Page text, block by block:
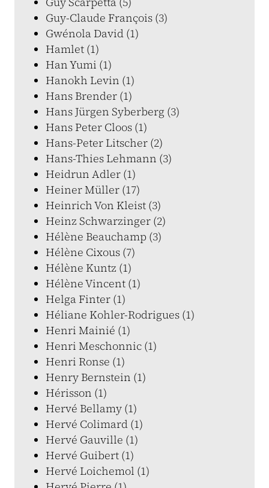
Guy-Claude François (3)
Gwénola David (1)
Hamlet (1)
Han Yumi (1)
Hanokh Levin (1)
Hans Brender (1)
Hans Jürgen Syberberg (3)
Hans Peter Cloos (1)
Hans-Peter Litscher (2)
Hans-Thies Lehmann (3)
Heidrun Adler (1)
Heiner Müller (17)
Heinrich Von Kleist (3)
Heinz Schwarzinger (2)
Hélène Beauchamp (3)
Hélène Cixous (7)
Hélène Kuntz (1)
Hélène Vincent (1)
Helga Finter (1)
Héliane Kohler-Rodrigues (1)
Henri Mainié (1)
Henri Meschonnic (1)
Henri Ronse (1)
Henry Bernstein (1)
Hérisson (1)
Hervé Bellamy (1)
Hervé Colimard (1)
Hervé Gauville (1)
Hervé Guibert (1)
Hervé Loichemol (1)